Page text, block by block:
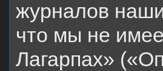
журналов
что мы не
Лагарпах»